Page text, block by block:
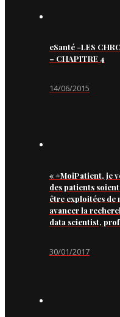
eSanté -LES
– CHAPITRE 4
14/06/2015
« #MoiPatient, je
des patients
être exploitées de
avancer la
data scientist,
30/01/2017